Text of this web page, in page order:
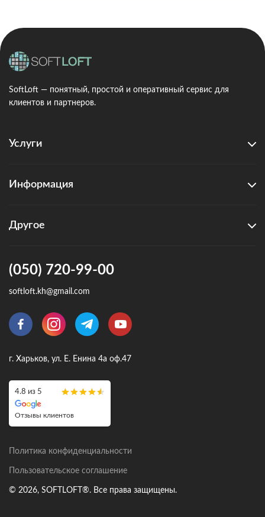
SoftLoft — понятный, простой и оперативный сервис для
клиентов и партнеров.
Услуги
Информация
Другое
(050) 720-99-00
softloft.kh@gmail.com
г. Харьков, ул. Е. Енина 4а оф.47
4.8 из 5
Отзывы клиентов
Политика конфиденциальности
Пользовательское соглашение
© 2026, SOFTLOFT®. Все права защищены.